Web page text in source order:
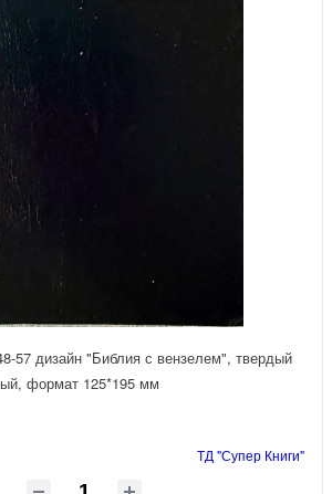
57 дизайн "Библия с вензелем", твердый
формат 125*195 мм
ТД "Супер Книги"